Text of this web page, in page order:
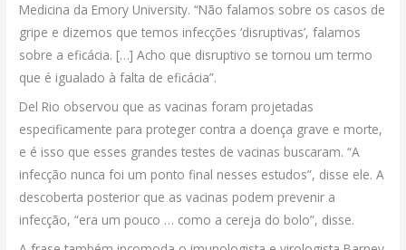
Medicina da Emory University. “Não falamos sobre os casos de
gripe e dizemos que temos infecções ‘disruptivas’, falamos
sobre a eficácia. […] Acho que disruptivo se tornou um termo
que é igualado à falta de eficácia”.
Del Rio observou que as vacinas foram projetadas
especificamente para proteger contra a doença grave e morte,
e é isso que esses grandes testes de vacinas buscaram. “A
infecção nunca foi um ponto final nesses estudos”, disse ele. A
descoberta posterior que as vacinas podem prevenir a
infecção, “era um pouco … como a cereja do bolo”, disse.